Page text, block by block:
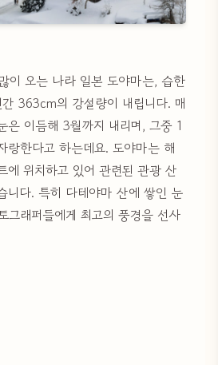
이 오는 나라 일본 도야마는, 습한
363cm의 강설량이 내립니다. 매
은 이듬해 3월까지 내리며, 그중 1
랑한다고 하는데요. 도야마는 해
에 위치하고 있어 관련된 관광 산
니다. 특히 다테야마 산에 쌓인 눈
그래퍼들에게 최고의 풍경을 선사